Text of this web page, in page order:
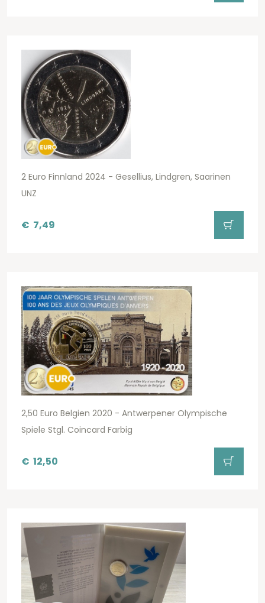
2 Euro Finnland 2024 - Gesellius, Lindgren, Saarinen
UNZ
€ 7,49
2,50 Euro Belgien 2020 - Antwerpener Olympische
Spiele Stgl. Coincard Farbig
€ 12,50